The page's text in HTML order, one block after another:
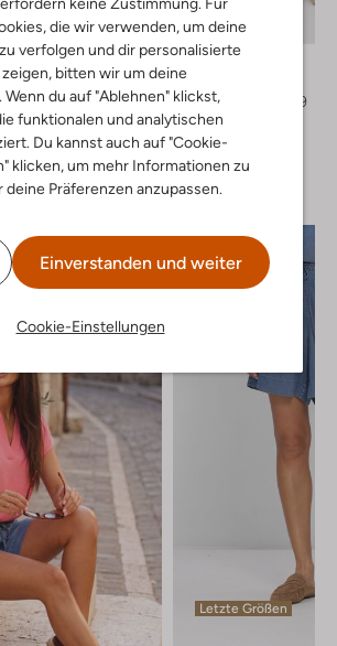
die wir verwenden, um deine
verfolgen und dir personalisierte
bitten wir um deine
du auf "Ablehnen" klickst,
funktionalen und analytischen
Du kannst auch auf "Cookie-
klicken, um mehr Informationen zu
deine Präferenzen anzupassen.
Einverstanden und weiter
Cookie-Einstellungen
den Look
-50%
Object
€ 69,99
€ 34,99
+ mehr farben
Letzte Größen